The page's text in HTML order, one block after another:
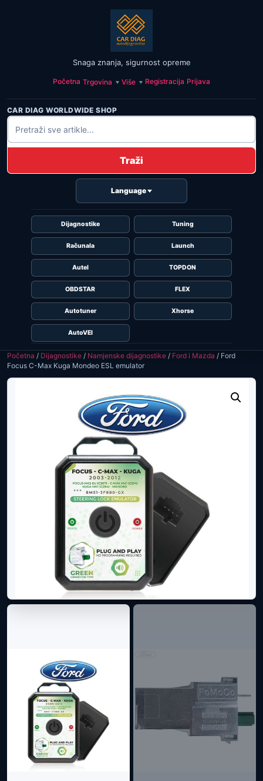
Snaga znanja, sigurnost opreme
Početna Trgovina Više Registracija Prijava
CAR DIAG WORLDWIDE SHOP
Traži
Language
Dijagnostike Tuning
Računala Launch
Autel TOPDON
OBDSTAR FLEX
Autotuner Xhorse
AutoVEI
Početna / Dijagnostike / Namjenske dijagnostike / Ford i Mazda / Ford
Focus C-Max Kuga Mondeo ESL emulator